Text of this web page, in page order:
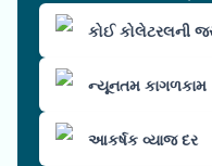
કોઈ કોલેટરલની
ન્યૂનતમ કાગળકામ
આકર્ષક વ્યાજ દર